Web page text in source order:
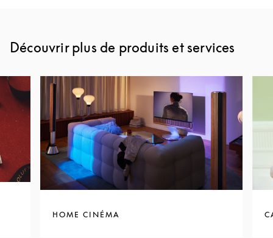
Découvrir plus de produits et services
HOME CINÉMA